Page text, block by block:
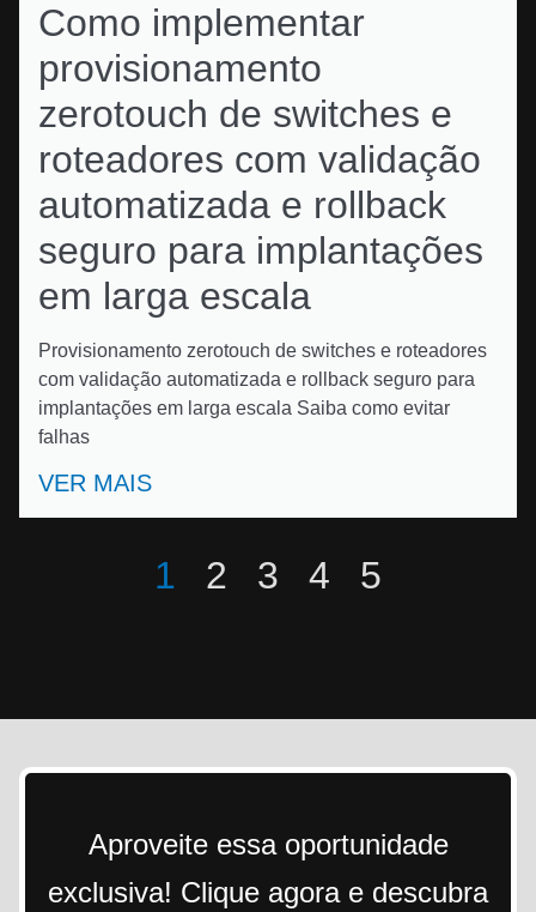
Como implementar
provisionamento
zerotouch de switches e
roteadores com validação
automatizada e rollback
seguro para implantações
em larga escala
Provisionamento zerotouch de switches e roteadores
com validação automatizada e rollback seguro para
implantações em larga escala Saiba como evitar
falhas
VER MAIS
1 2 3 4 5
Aproveite essa oportunidade
exclusiva! Clique agora e descubra